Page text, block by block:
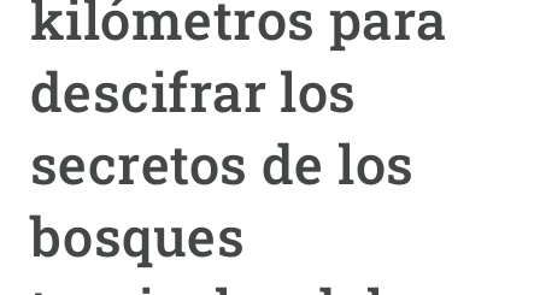
kilómetros para
descifrar los
secretos de los
bosques
CIENCIA EN ACCIÓN
NOTICIAS Y AGENDA